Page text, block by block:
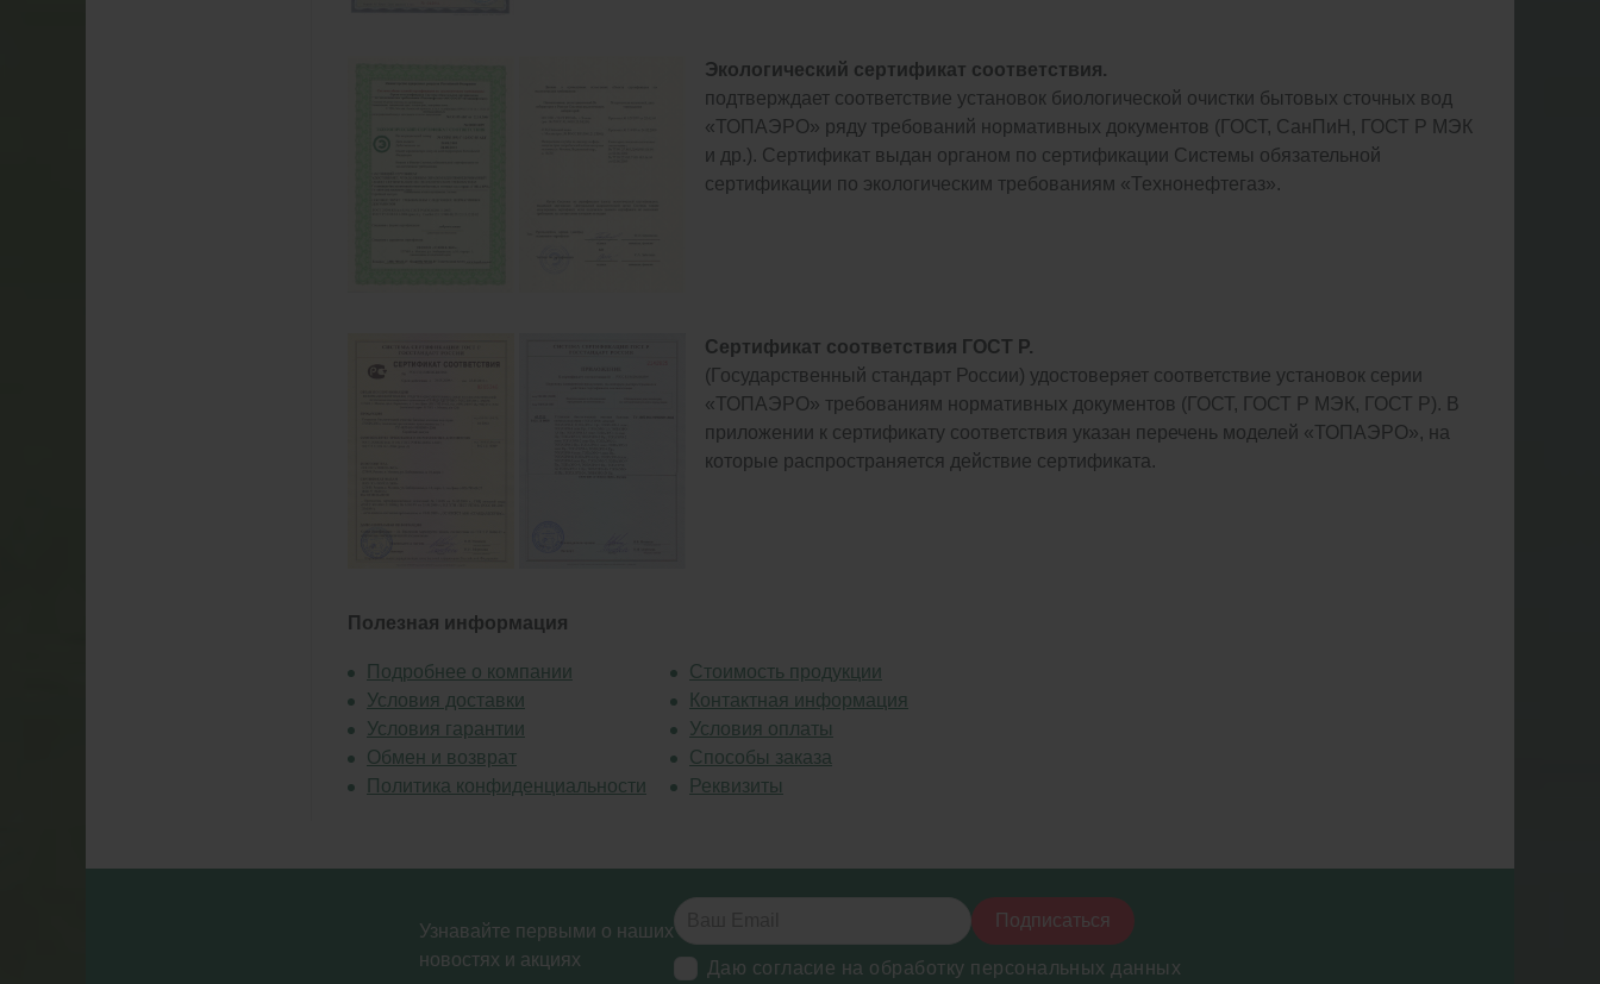
Экологический сертификат соответствия.
подтверждает соответствие установок биологической очистки бытовых сточных вод
«ТОПАЭРО» ряду требований нормативных документов (ГОСТ, СанПиН, ГОСТ Р МЭК
и др.). Сертификат выдан органом по сертификации Системы обязательной
сертификации по экологическим требованиям «Технонефтегаз».
Сертификат соответствия ГОСТ Р.
(Государственный стандарт России) удостоверяет соответствие установок серии
«ТОПАЭРО» требованиям нормативных документов (ГОСТ, ГОСТ Р МЭК, ГОСТ Р). В
приложении к сертификату соответствия указан перечень моделей «ТОПАЭРО», на
которые распространяется действие сертификата.
Полезная информация
Подробнее о компании
Условия доставки
Условия гарантии
Обмен и возврат
Политика конфиденциальности
Стоимость продукции
Контактная информация
Условия оплаты
Способы заказа
Реквизиты
Узнавайте первыми о наших
новостях и акциях
Подписаться
Даю согласие на обработку персональных данных